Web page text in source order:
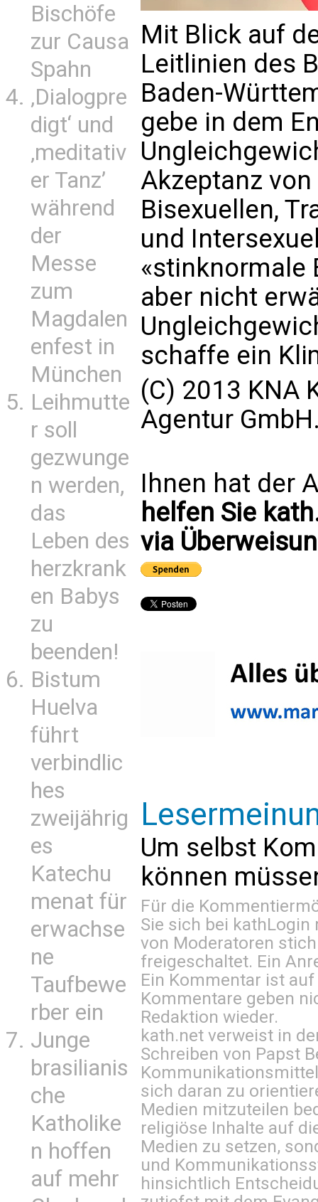
Bischöfe
zur Causa
Spahn
‚Dialogpre
digt‘ und
‚meditativ
er Tanz’
während
der
Messe
zum
Magdalen
enfest in
München
Leihmutte
r soll
gezwunge
n werden,
das
Leben des
herzkrank
en Babys
zu
beenden!
Bistum
Huelva
führt
verbindlic
hes
zweijährig
es
Katechu
menat für
erwachse
ne
Taufbewe
rber ein
Junge
brasilianis
che
Katholike
n hoffen
auf mehr
Mit Blick auf
Leitlinien des
Baden-
gebe in dem
Akzeptanz
Bisexuellen,
und
«stinknormale
aber nicht
schaffe ein
(C) 2013 KNA
Agentur
Ihnen hat der
helfen Sie
via
Um selbst
können
Für die
Sie sich bei kathLogin
von Moderatoren
freigeschaltet. Ein
Ein Kommentar ist
Kommentare geben
Redaktion wieder.
kath.net verweist in
Schreiben von Papst
sich daran zu
Medien mitzuteilen
religiöse Inhalte auf
Medien zu setzen,
und
hinsichtlich